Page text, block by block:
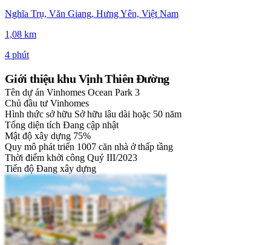
Nghĩa Trụ, Văn Giang, Hưng Yên, Việt Nam
1,08 km
4 phút
Giới thiệu khu Vịnh Thiên Đường
Tên dự án Vinhomes Ocean Park 3
Chủ đầu tư Vinhomes
Hình thức sở hữu Sở hữu lâu dài hoặc 50 năm
Tổng diện tích Đang cập nhật
Mật độ xây dựng 75%
Quy mô phát triển 1007 căn nhà ở thấp tầng
Thời điểm khởi công Quý III/2023
Tiến độ Đang xây dựng